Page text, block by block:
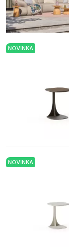
NOVINKA
NOVINKA